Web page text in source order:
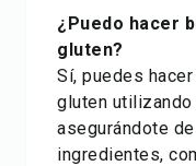
¿Puedo hacer
gluten?
Sí, puedes
gluten
asegurándote
ingredientes,